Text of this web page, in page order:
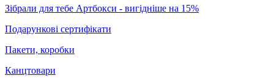
Зібрали для тебе Артбокси - вигідніше на 15%
Подарункові сертифікати
Пакети, коробки
Канцтовари